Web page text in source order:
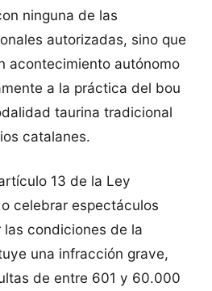
ninguna de las
autorizadas, sino que
acontecimiento autónomo
a la práctica del bou
taurina tradicional
catalanes.
13 de la Ley
celebrar espectáculos
condiciones de la
una infracción grave,
de entre 601 y 60.000